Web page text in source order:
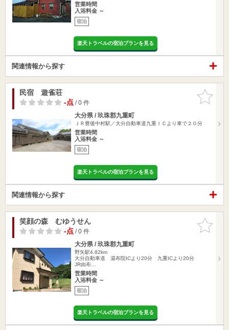
営業時間
入浴料金 ～
宿泊
楽天トラベルの宿泊プランを見る
関連情報から探す
お気に入
りに追加
民宿 遊雀荘
-点/ 0 件
大分県 / 玖珠郡九重町
ＪＲ豊後中村駅／大分自動車道九重ＩＣより車で２０分
営業時間
入浴料金 ～
宿泊
楽天トラベルの宿泊プランを見る
関連情報から探す
お気に入
りに追加
笑顔の森 むゆうせん
-点/ 0 件
大分県 / 玖珠郡九重町
野矢駅4.82km
大分自動車道 湯布院ICより20分 九重ICより20分
JR由布…
営業時間
入浴料金 ～
宿泊
楽天トラベルの宿泊プランを見る